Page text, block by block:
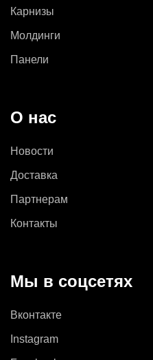
Карнизы
Молдинги
Панели
О нас
Новости
Доставка
Партнерам
Контакты
Мы в соцсетях
Вконтакте
Instagram